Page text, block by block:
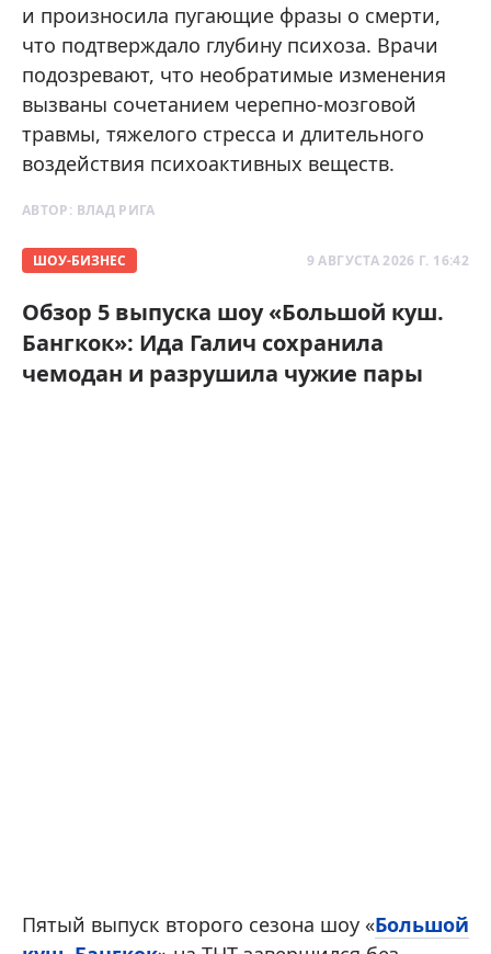
и произносила пугающие фразы о смерти,
что подтверждало глубину психоза. Врачи
подозревают, что необратимые изменения
вызваны сочетанием черепно-мозговой
травмы, тяжелого стресса и длительного
воздействия психоактивных веществ.
АВТОР: ВЛАД РИГА
ШОУ-БИЗНЕС 9 АВГУСТА 2026 Г. 16:42
Обзор 5 выпуска шоу «Большой куш.
Бангкок»: Ида Галич сохранила
чемодан и разрушила чужие пары
Пятый выпуск второго сезона шоу «Большой